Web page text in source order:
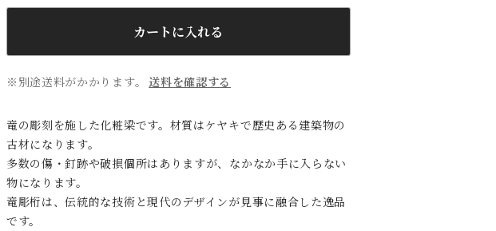
カートに入れる
※別途送料がかかります。 送料を確認する
竜の彫刻を施した化粧梁です。材質はケヤキで歴史ある建築物の
古材になります。
多数の傷・釘跡や破損個所はありますが、なかなか手に入らない
物になります。
竜彫桁は、伝統的な技術と現代のデザインが見事に融合した逸品
です。